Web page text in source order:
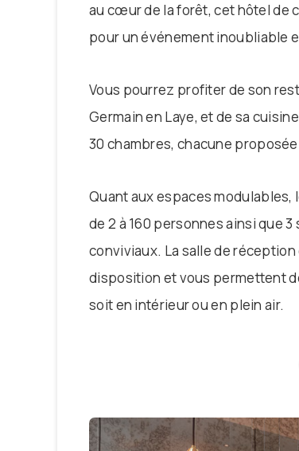
au cœur de la forêt, cet hôtel de
pour un événement inoubliable
Vous pourrez profiter de son
Germain en Laye, et de sa
30 chambres, chacune
Quant aux espaces
de 2 à 160 personnes ainsi que
conviviaux. La salle de
disposition et vous permettent
soit en intérieur ou en plein air.